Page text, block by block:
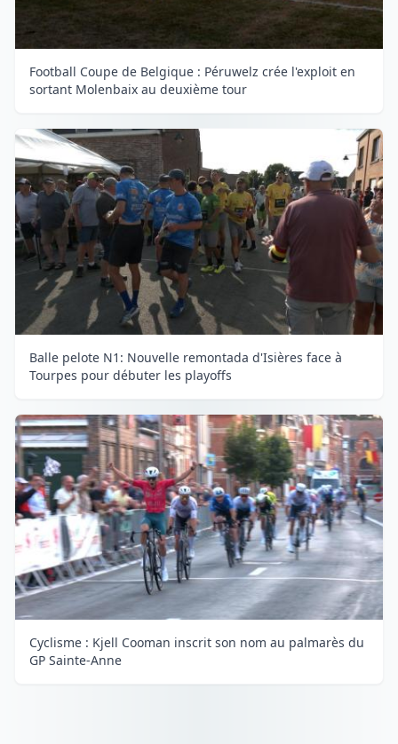
Football Coupe de Belgique : Péruwelz crée l'exploit en
sortant Molenbaix au deuxième tour
Balle pelote N1: Nouvelle remontada d'Isières face à
Tourpes pour débuter les playoffs
Cyclisme : Kjell Cooman inscrit son nom au palmarès du
GP Sainte-Anne